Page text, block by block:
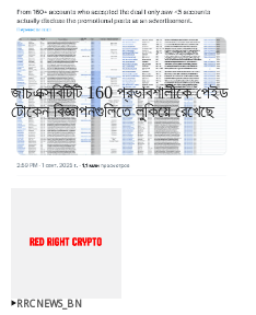
RRCNEWS_BN
জাচএক্সবিটিটি 160 প্রভাবশালীকে পেইড
টোকেন বিজ্ঞাপনগুলিতে লুকিয়ে রেখেছে
September 01, 2025
RRCNEWS_BN